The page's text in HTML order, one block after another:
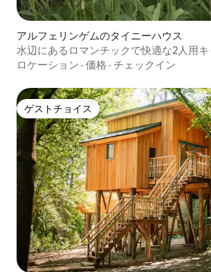
アルフェリンゲムのタイニーハウス
水辺にあるロマンチックで快適な2人用
ロケーション · 価格 · チェックイン
ゲストチョイス
ゲストチョイス